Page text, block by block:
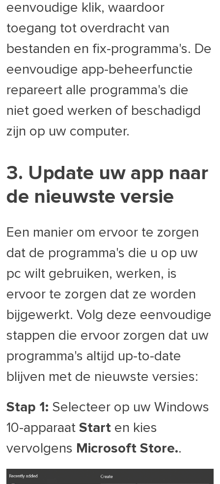
eenvoudige klik, waardoor
toegang tot overdracht van
bestanden en fix-programma's. De
eenvoudige app-beheerfunctie
repareert alle programma's die
niet goed werken of beschadigd
zijn op uw computer.
3. Update uw app naar
de nieuwste versie
Een manier om ervoor te zorgen
dat de programma's die u op uw
pc wilt gebruiken, werken, is
ervoor te zorgen dat ze worden
bijgewerkt. Volg deze eenvoudige
stappen die ervoor zorgen dat uw
programma's altijd up-to-date
blijven met de nieuwste versies:
Stap 1: Selecteer op uw Windows
10-apparaatStart en kies
vervolgens Microsoft Store..